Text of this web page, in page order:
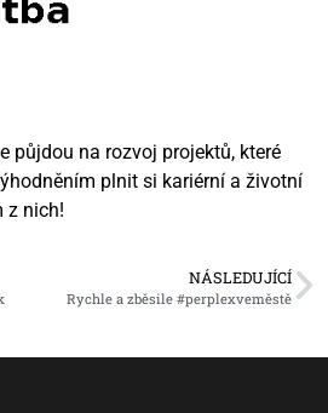
půjdou na rozvoj projektů, které
plnit si kariérní a životní
z nich!
NÁSLEDUJÍCÍ
Rychle a zběsile #perplexveměstě